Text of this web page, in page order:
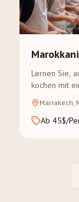
Lernen Sie,
kochen mit
Gewürzsouk-
Marrakech,
Ab 45$/